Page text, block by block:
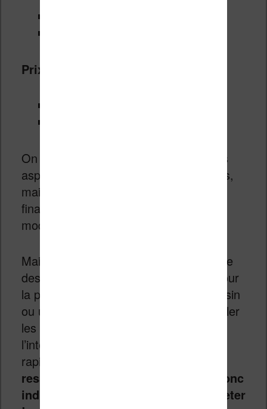
Prix public conseillé :
On pourrait encore comparer différents
aspects comme l’autonomie ou le poids,
mais ce genre de spécificités varie
finalement peu entre les différents
modèles de liseuses.
Maintenant, il faut aussi voir l’esthétique
des machines et leur prise en main. Pour
la prise en main, rien ne vaut un magasin
ou une boutique. Vous pourrez manipuler
les liseuses et vous faire une idée de
l’interface tactile et si l’affichage est
rapide, etc.
ressenti différent à ce sujet, il est donc
indispensable de tester avant d’acheter